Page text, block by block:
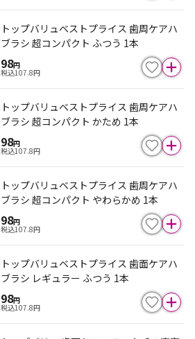
トップバリュベストプライス 歯周ケアハ
ブラシ 超コンパクト ふつう 1本
98円
税込107.8円
トップバリュベストプライス 歯周ケアハ
ブラシ 超コンパクト かため 1本
98円
税込107.8円
トップバリュベストプライス 歯周ケアハ
ブラシ 超コンパクト やわらかめ 1本
98円
税込107.8円
トップバリュベストプライス 歯面ケアハ
ブラシ レギュラー ふつう 1本
98円
税込107.8円